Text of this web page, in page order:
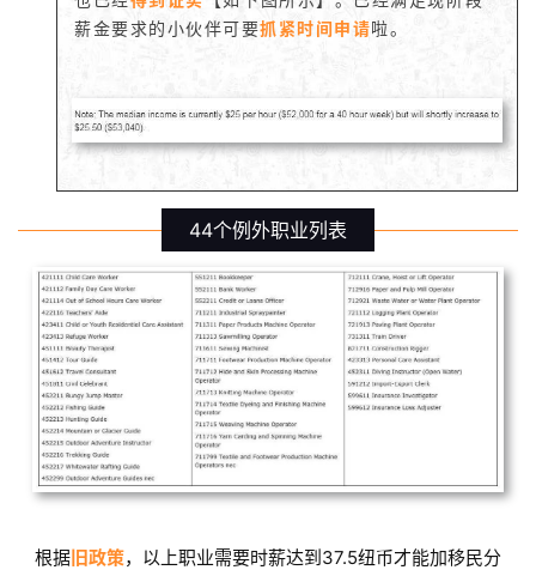
薪金要求的小伙伴可要抓紧时间申请啦。
44个例外职业列表
根据旧政策，以上职业需要时薪达到37.5纽币才能加移民分